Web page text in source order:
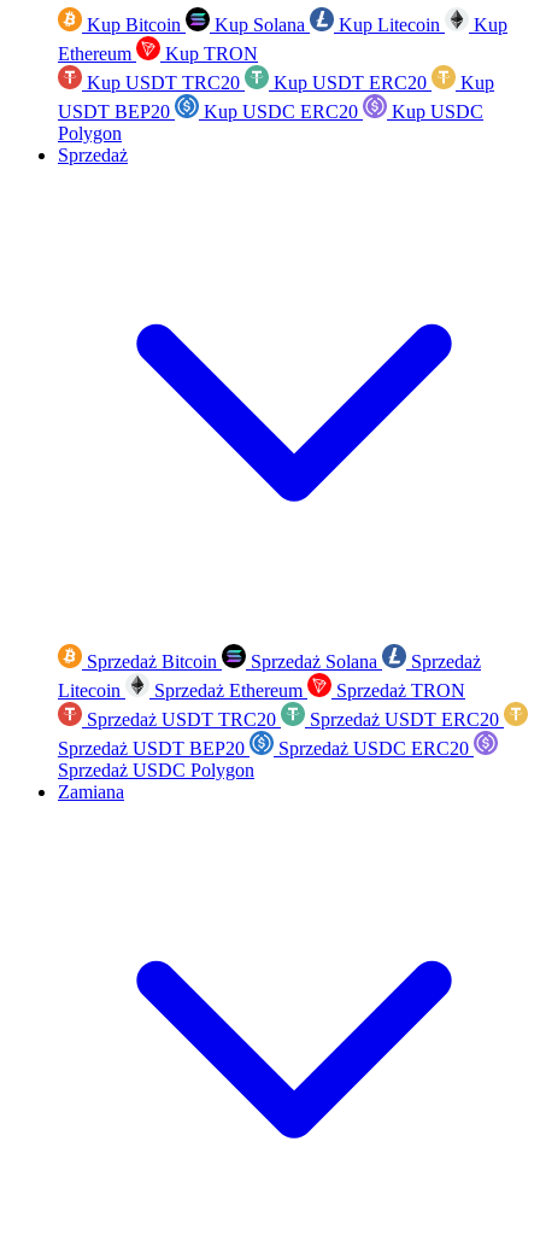
Kup Bitcoin Kup Solana Kup Litecoin
Kup
Ethereum
Kup TRON
Kup USDT TRC20
Kup USDT ERC20
Kup
USDT BEP20
Kup USDC ERC20
Kup USDC
Polygon
Sprzedaż
Sprzedaż Bitcoin Sprzedaż Solana
Sprzedaż
Litecoin
Sprzedaż Ethereum
Sprzedaż TRON
Sprzedaż USDT TRC20
Sprzedaż USDT ERC20
Sprzedaż USDT BEP20
Sprzedaż USDC ERC20
Sprzedaż USDC Polygon
Zamiana